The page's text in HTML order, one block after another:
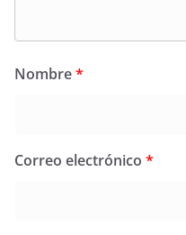
Nombre*
Correo electrónico *